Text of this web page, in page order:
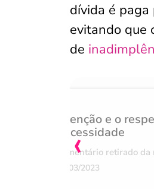
dívida é
evitando que
de
Atenção e o
necessidade
Comentário retirado
07/03/2023
‹